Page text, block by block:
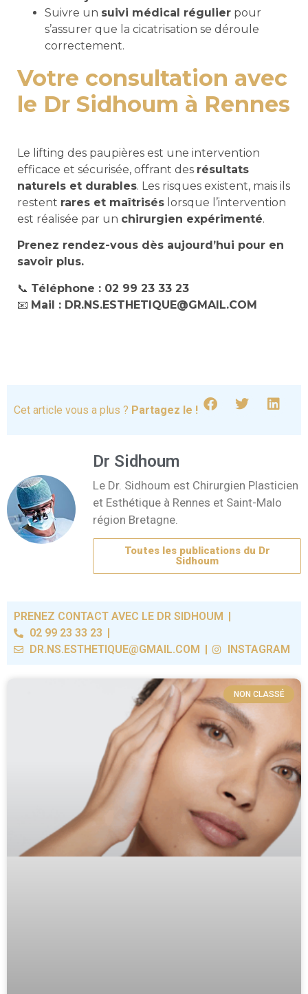
Suivre un suivi médical régulier pour
s’assurer que la cicatrisation se déroule
correctement.
Votre consultation avec
le Dr Sidhoum à Rennes
Le lifting des paupières est une intervention
efficace et sécurisée, offrant des résultats
naturels et durables. Les risques existent, mais ils
restent rares et maîtrisés lorsque l’intervention
est réalisée par un chirurgien expérimenté.
Prenez rendez-vous dès aujourd’hui pour en
savoir plus.
📞 Téléphone : 02 99 23 33 23
📧 Mail : DR.NS.ESTHETIQUE@GMAIL.COM
Cet article vous a plus ? Partagez le !
Dr Sidhoum
Le Dr. Sidhoum est Chirurgien Plasticien
et Esthétique à Rennes et Saint-Malo
région Bretagne.
Toutes les publications du Dr
Sidhoum
PRENEZ CONTACT AVEC LE DR SIDHOUM
02 99 23 33 23
DR.NS.ESTHETIQUE@GMAIL.COM
INSTAGRAM
NON CLASSÉ